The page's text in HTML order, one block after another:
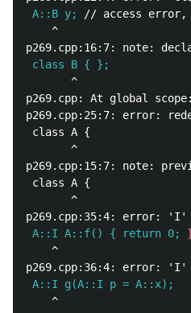
A::B y;
    ^
class B { };
       ^
p269.cpp: At global scope:
p269.cpp:25:7: error:
class A {
       ^
p269.cpp:15:7: note:
class A {
       ^
A::I A::f() { return 0;
    ^
A::I g(A::I p = A::x);
    ^